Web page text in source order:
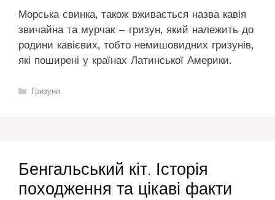
Морська свинка, також вживається назва кавія
звичайна та мурчак – гризун, який належить до
родини кавієвих, тобто немишовидних гризунів,
які поширені у країнах Латинської Америки.
Категорії
Гризуни
Бенгальський кіт. Історія
походження та цікаві факти